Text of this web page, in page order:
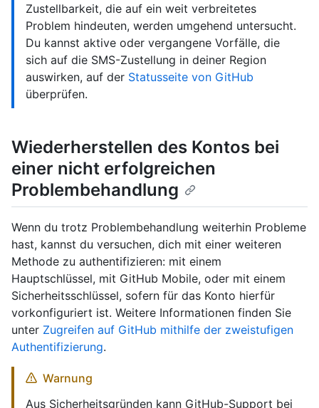
Zustellbarkeit, die auf ein weit verbreitetes
Problem hindeuten, werden umgehend untersucht.
Du kannst aktive oder vergangene Vorfälle, die
sich auf die SMS-Zustellung in deiner Region
auswirken, auf der Statusseite von GitHub
überprüfen.
Wiederherstellen des Kontos bei
einer nicht erfolgreichen
Problembehandlung
Wenn du trotz Problembehandlung weiterhin Probleme
hast, kannst du versuchen, dich mit einer weiteren
Methode zu authentifizieren: mit einem
Hauptschlüssel, mit GitHub Mobile, oder mit einem
Sicherheitsschlüssel, sofern für das Konto hierfür
vorkonfiguriert ist. Weitere Informationen finden Sie
unter Zugreifen auf GitHub mithilfe der zweistufigen
Authentifizierung.
Warnung
Aus Sicherheitsgründen kann GitHub-Support bei